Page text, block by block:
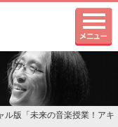
ル版「未来の音楽授業！アキ